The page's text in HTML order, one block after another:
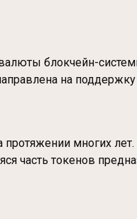
блокчейн-
на
протяжении многих
часть токенов